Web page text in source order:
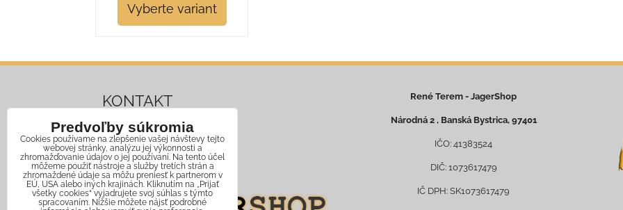
Vyberte variant
KONTAKT
Mobil: +421 911 466 006
Email: info@jagershop.sk
René Terem - JagerShop
Národná 2 , Banská Bystrica, 97401
IČO: 41383524
DIČ: 1073617479
IČ DPH: SK1073617479
Predvoľby súkromia
Cookies používame na zlepšenie vašej návštevy tejto
webovej stránky, analýzu jej výkonnosti a
zhromažďovanie údajov o jej používaní. Na tento účel
môžeme použiť nástroje a služby tretích strán a
zhromaždené údaje sa môžu preniesť k partnerom v
EÚ, USA alebo iných krajinách. Kliknutím na „Prijať
všetky cookies“ vyjadrujete svoj súhlas s týmto
spracovaním. Nižšie môžete nájsť podrobné